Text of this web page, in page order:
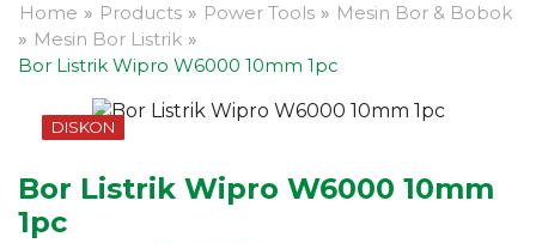
Home » Products » Power Tools » Mesin Bor & Bobok
» Mesin Bor Listrik »
Bor Listrik Wipro W6000 10mm 1pc
DISKON
Bor Listrik Wipro W6000 10mm
1pc